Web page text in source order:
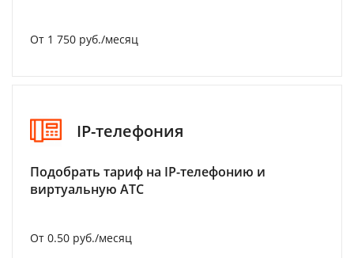
От 1 750 руб./месяц
IP-телефония
Подобрать тариф на IP-телефонию и
виртуальную АТС
От 0.50 руб./месяц